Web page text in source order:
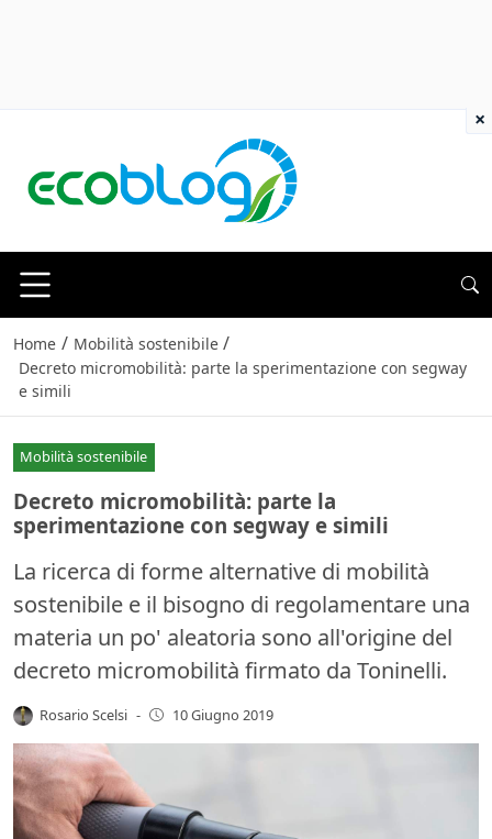
Home / Mobilità sostenibile /
Decreto micromobilità: parte la sperimentazione con segway
e simili
Mobilità sostenibile
Decreto micromobilità: parte la
sperimentazione con segway e simili
La ricerca di forme alternative di mobilità
sostenibile e il bisogno di regolamentare una
materia un po' aleatoria sono all'origine del
decreto micromobilità firmato da Toninelli.
Rosario Scelsi - 10 Giugno 2019
×